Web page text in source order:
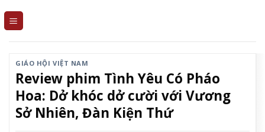
GIÁO HỘI VIỆT NAM
Review phim Tình Yêu Có Pháo
Hoa: Dở khóc dở cười với Vương
Sở Nhiên, Đàn Kiện Thứ